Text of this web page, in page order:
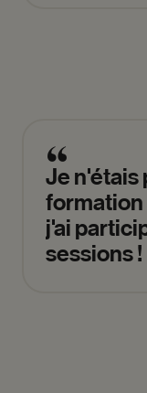
Je n'étais
formation
j'ai
sessions!